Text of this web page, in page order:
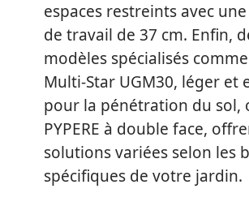
espaces restreints avec
de travail de 37 cm. Enfin,
modèles spécialisés
Multi-Star UGM30, léger et
pour la pénétration du sol,
PYPERE à double face,
solutions variées selon les
spécifiques de votre jardin.